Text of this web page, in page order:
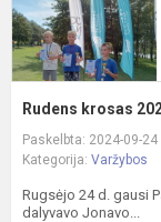
Rudens krosas
Paskelbta: 2024-09-24
Kategorija: Varžybos
Rugsėjo 24 d. gausi
dalyvavo Jonavo...